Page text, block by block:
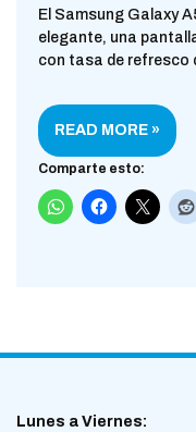
El Samsung Galaxy
elegante, una
con tasa de refresco
READ MORE »
Comparte esto:
Lunes a Viernes: